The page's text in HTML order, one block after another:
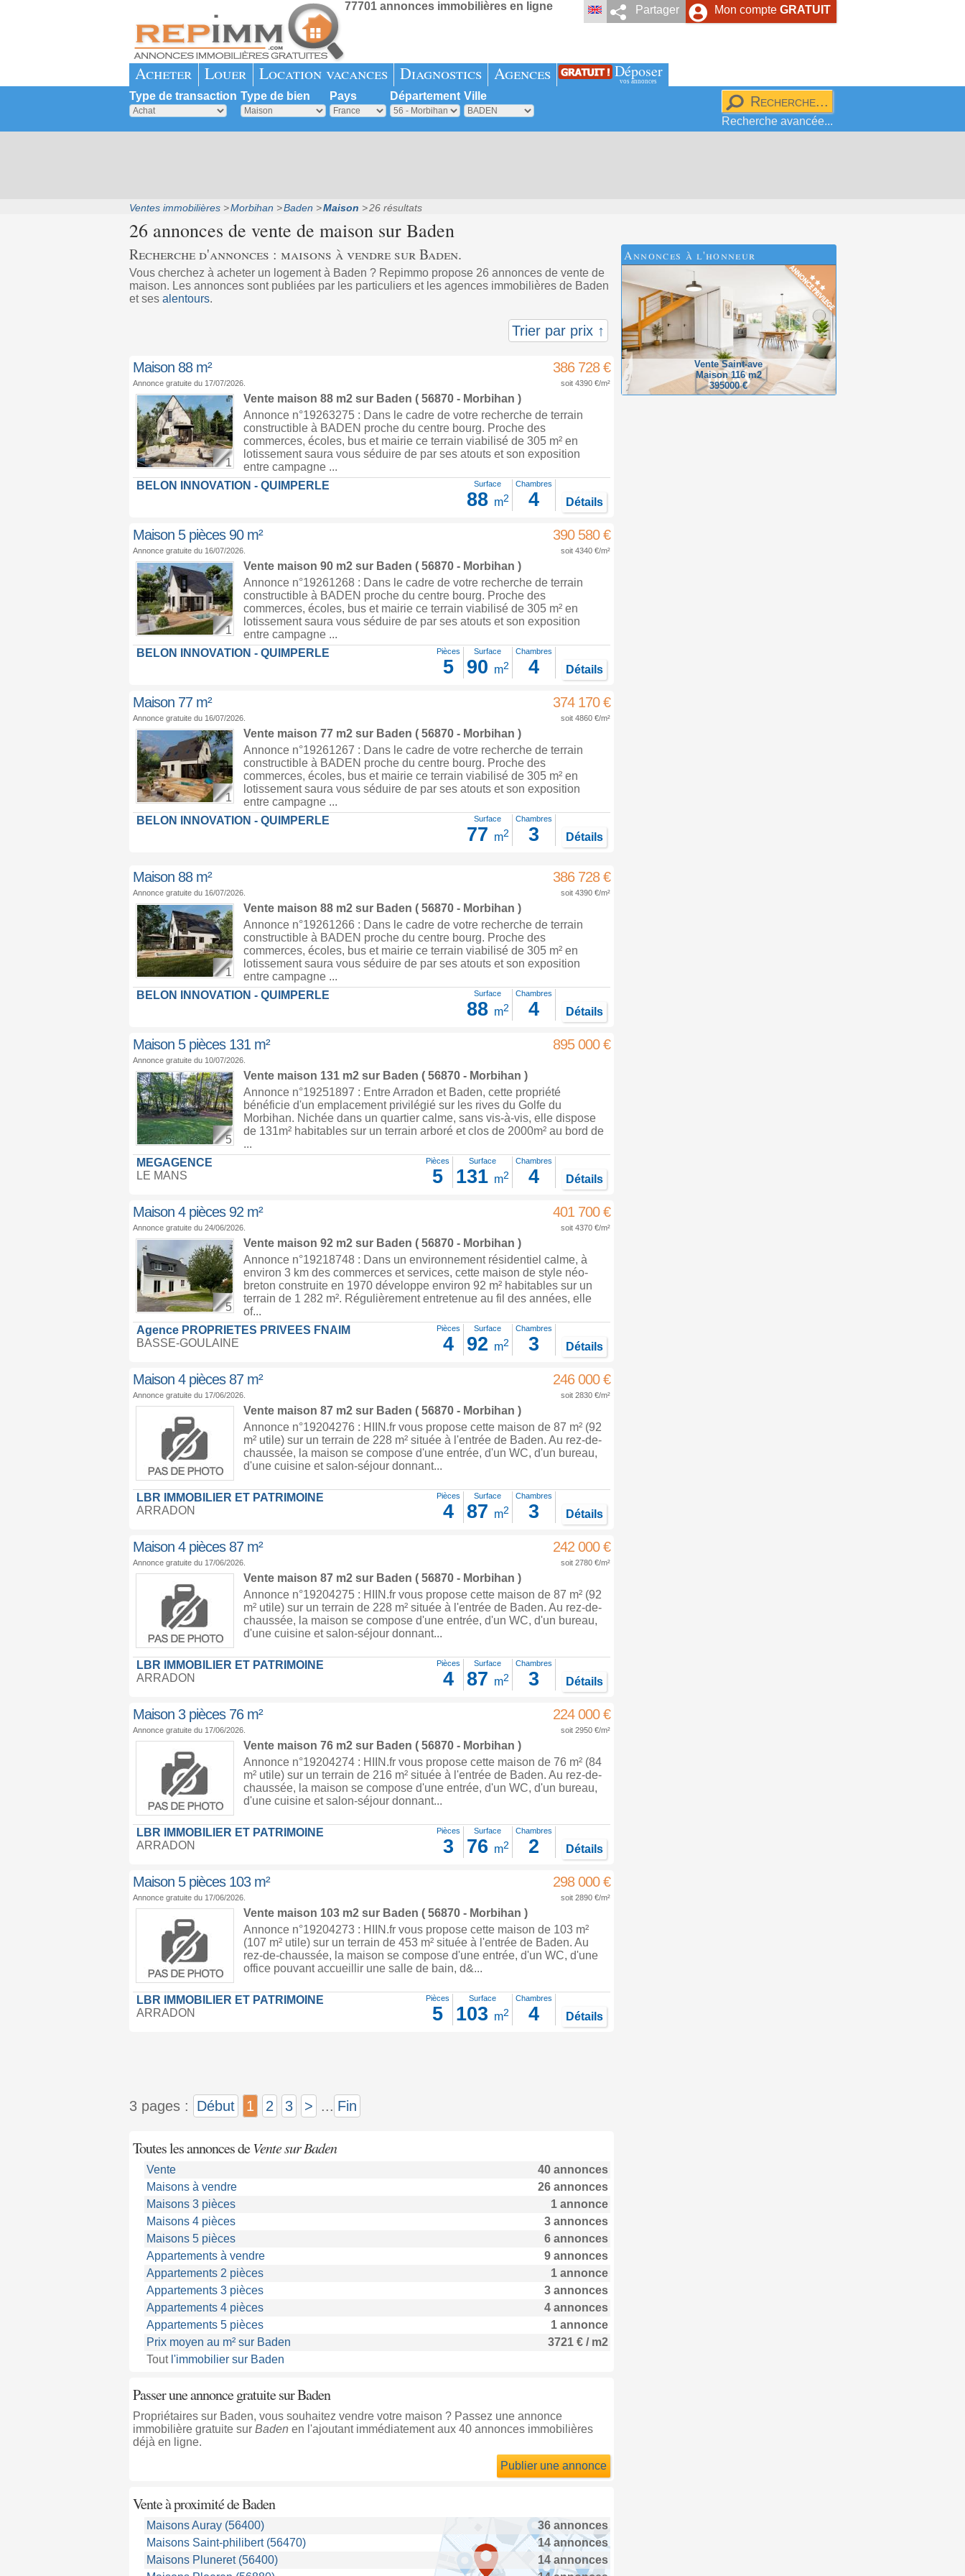
Mon compte GRATUIT
Partager
77701 annonces immobilières en ligne
Acheter Louer Location vacances Diagnostics Agences Déposer
vos annonces
Type de transaction Type de bien Pays Département Ville
Recherche avancée...
Ventes immobilières Morbihan Baden Maison 26 résultats
26 annonces de vente de maison sur Baden
Recherche d'annonces : maisons à vendre sur Baden.
Vous cherchez à acheter un logement à Baden ? Repimmo propose 26 annonces de vente de
maison. Les annonces sont publiées par les particuliers et les agences immobilières de Baden
et ses alentours.
Trier par prix ↑
Maison 88 m² 386 728 €
Annonce gratuite du 17/07/2026. soit 4390 €/m²
1
Vente maison 88 m2 sur Baden ( 56870 - Morbihan )
Annonce n°19263275 : Dans le cadre de votre recherche de terrain
constructible à BADEN proche du centre bourg. Proche des
commerces, écoles, bus et mairie ce terrain viabilisé de 305 m² en
lotissement saura vous séduire de par ses atouts et son exposition
entre campagne ...
BELON INNOVATION - QUIMPERLE
Surface
88 m2
Chambres
4 Détails
Maison 5 pièces 90 m² 390 580 €
Annonce gratuite du 16/07/2026. soit 4340 €/m²
1
Vente maison 90 m2 sur Baden ( 56870 - Morbihan )
Annonce n°19261268 : Dans le cadre de votre recherche de terrain
constructible à BADEN proche du centre bourg. Proche des
commerces, écoles, bus et mairie ce terrain viabilisé de 305 m² en
lotissement saura vous séduire de par ses atouts et son exposition
entre campagne ...
BELON INNOVATION - QUIMPERLE
Pièces
5
Surface
90 m2
Chambres
4 Détails
Maison 77 m² 374 170 €
Annonce gratuite du 16/07/2026. soit 4860 €/m²
1
Vente maison 77 m2 sur Baden ( 56870 - Morbihan )
Annonce n°19261267 : Dans le cadre de votre recherche de terrain
constructible à BADEN proche du centre bourg. Proche des
commerces, écoles, bus et mairie ce terrain viabilisé de 305 m² en
lotissement saura vous séduire de par ses atouts et son exposition
entre campagne ...
BELON INNOVATION - QUIMPERLE
Surface
77 m2
Chambres
3 Détails
Maison 88 m² 386 728 €
Annonce gratuite du 16/07/2026. soit 4390 €/m²
1
Vente maison 88 m2 sur Baden ( 56870 - Morbihan )
Annonce n°19261266 : Dans le cadre de votre recherche de terrain
constructible à BADEN proche du centre bourg. Proche des
commerces, écoles, bus et mairie ce terrain viabilisé de 305 m² en
lotissement saura vous séduire de par ses atouts et son exposition
entre campagne ...
BELON INNOVATION - QUIMPERLE
Surface
88 m2
Chambres
4 Détails
Maison 5 pièces 131 m² 895 000 €
Annonce gratuite du 10/07/2026.
5
Vente maison 131 m2 sur Baden ( 56870 - Morbihan )
Annonce n°19251897 : Entre Arradon et Baden, cette propriété
bénéficie d'un emplacement privilégié sur les rives du Golfe du
Morbihan. Nichée dans un quartier calme, sans vis-à-vis, elle dispose
de 131m² habitables sur un terrain arboré et clos de 2000m² au bord de
...
MEGAGENCE
LE MANS
Pièces
5
Surface
131 m2
Chambres
4 Détails
Maison 4 pièces 92 m² 401 700 €
Annonce gratuite du 24/06/2026. soit 4370 €/m²
5
Vente maison 92 m2 sur Baden ( 56870 - Morbihan )
Annonce n°19218748 : Dans un environnement résidentiel calme, à
environ 3 km des commerces et services, cette maison de style néo-
breton construite en 1970 développe environ 92 m² habitables sur un
terrain de 1 282 m². Régulièrement entretenue au fil des années, elle
of...
Agence PROPRIETES PRIVEES FNAIM
BASSE-GOULAINE
Pièces
4
Surface
92 m2
Chambres
3 Détails
Maison 4 pièces 87 m² 246 000 €
Annonce gratuite du 17/06/2026. soit 2830 €/m²
Vente maison 87 m2 sur Baden ( 56870 - Morbihan )
Annonce n°19204276 : HIIN.fr vous propose cette maison de 87 m² (92
m² utile) sur un terrain de 228 m² située à l'entrée de Baden. Au rez-de-
chaussée, la maison se compose d'une entrée, d'un WC, d'un bureau,
d'une cuisine et salon-séjour donnant...
LBR IMMOBILIER ET PATRIMOINE
ARRADON
Pièces
4
Surface
87 m2
Chambres
3 Détails
Maison 4 pièces 87 m² 242 000 €
Annonce gratuite du 17/06/2026. soit 2780 €/m²
Vente maison 87 m2 sur Baden ( 56870 - Morbihan )
Annonce n°19204275 : HIIN.fr vous propose cette maison de 87 m² (92
m² utile) sur un terrain de 228 m² située à l'entrée de Baden. Au rez-de-
chaussée, la maison se compose d'une entrée, d'un WC, d'un bureau,
d'une cuisine et salon-séjour donnant...
LBR IMMOBILIER ET PATRIMOINE
ARRADON
Pièces
4
Surface
87 m2
Chambres
3 Détails
Maison 3 pièces 76 m² 224 000 €
Annonce gratuite du 17/06/2026. soit 2950 €/m²
Vente maison 76 m2 sur Baden ( 56870 - Morbihan )
Annonce n°19204274 : HIIN.fr vous propose cette maison de 76 m² (84
m² utile) sur un terrain de 216 m² située à l'entrée de Baden. Au rez-de-
chaussée, la maison se compose d'une entrée, d'un WC, d'un bureau,
d'une cuisine et salon-séjour donnant...
LBR IMMOBILIER ET PATRIMOINE
ARRADON
Pièces
3
Surface
76 m2
Chambres
2 Détails
Maison 5 pièces 103 m² 298 000 €
Annonce gratuite du 17/06/2026. soit 2890 €/m²
Vente maison 103 m2 sur Baden ( 56870 - Morbihan )
Annonce n°19204273 : HIIN.fr vous propose cette maison de 103 m²
(107 m² utile) sur un terrain de 453 m² située à l'entrée de Baden. Au
rez-de-chaussée, la maison se compose d'une entrée, d'un WC, d'une
office pouvant accueillir une salle de bain, d&...
LBR IMMOBILIER ET PATRIMOINE
ARRADON
Pièces
5
Surface
103 m2
Chambres
4 Détails
3 pages : Début 1 2 3 > ... Fin
Toutes les annonces deVente sur Baden
Vente
40 annonces
Maisons à vendre
26 annonces
Maisons 3 pièces
1 annonce
Maisons 4 pièces
3 annonces
Maisons 5 pièces
6 annonces
Appartements à vendre
9 annonces
Appartements 2 pièces
1 annonce
Appartements 3 pièces
3 annonces
Appartements 4 pièces
4 annonces
Appartements 5 pièces
1 annonce
Prix moyen au m² sur Baden
3721 € / m2
Tout l'immobilier sur Baden
Passer une annonce gratuite sur Baden
Propriétaires sur Baden, vous souhaitez vendre votre maison ? Passez une annonce
immobilière gratuite sur Baden en l'ajoutant immédiatement aux 40 annonces immobilières
déjà en ligne.
Publier une annonce
Vente à proximitéde Baden
Maisons Auray (56400)
36 annonces
Maisons Saint-philibert (56470)
14 annonces
Maisons Pluneret (56400)
14 annonces
Annonces à l'honneur
Vente Saint-ave
Maison 116 m2
395000 €